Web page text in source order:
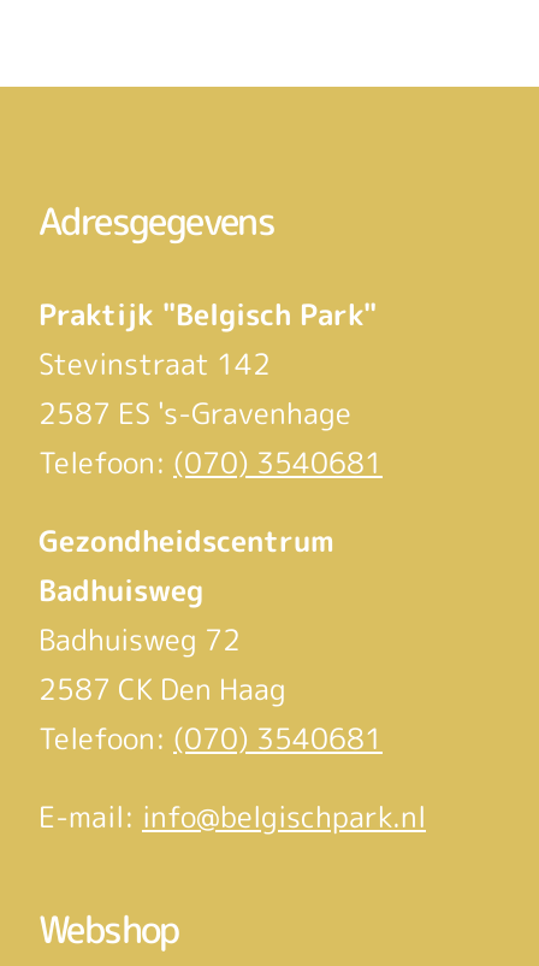
Adresgegevens
Praktijk "Belgisch Park"
Stevinstraat 142
2587 ES 's-Gravenhage
Telefoon: (070) 3540681
Gezondheidscentrum
Badhuisweg
Badhuisweg 72
2587 CK Den Haag
Telefoon: (070) 3540681
E-mail: info@belgischpark.nl
Webshop